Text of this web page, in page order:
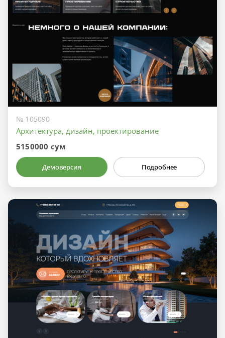
№ 105090
Архитектура, дизайн, проектирование
5150000 сум
Демоверсия Подробнее